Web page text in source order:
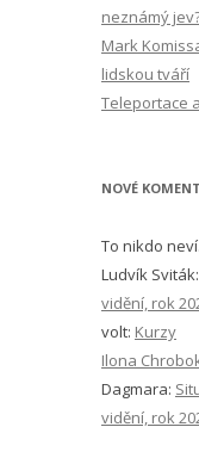
neznámý
Mark
lidskou tváří
Teleportace
NOVÉ
To nikdo
Ludvík Sviták:
vidění, rok
volt: Kurzy
Ilona
Dagmara:
vidění, rok